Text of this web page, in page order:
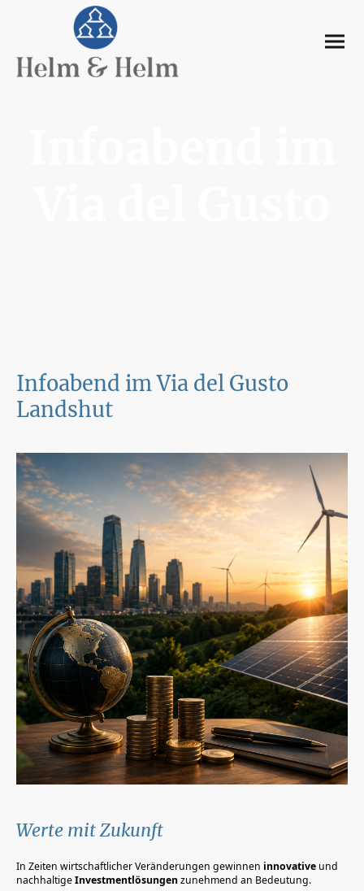
Infoabend im Via del Gusto
Landshut
Werte mit Zukunft
In Zeiten wirtschaftlicher Veränderungen gewinnen innovative und
nachhaltigeInvestmentlösungenzunehmend an Bedeutung.